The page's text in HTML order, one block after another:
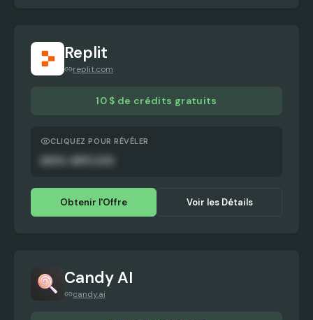
Replit
replit.com
10 $ de crédits gratuits
CLIQUEZ POUR RÉVÉLER
Obtenir l'Offre Voir les Détails
Candy AI
candy.ai